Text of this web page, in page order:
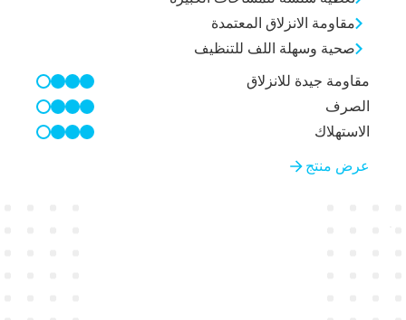
مقاومة الانزلاق المعتمدة
صحية وسهلة اللف للتنظيف
مقاومة جيدة للانزلاق
3/4
الصرف
3/4
الاستهلاك
3/4
عرض منتج